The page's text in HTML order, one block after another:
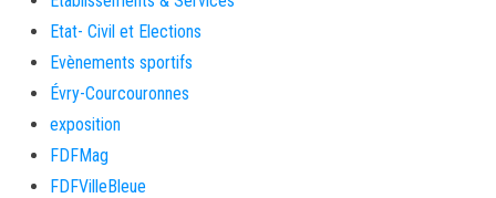
Etat- Civil et Elections
Evènements sportifs
Évry-Courcouronnes
exposition
FDFMag
FDFVilleBleue